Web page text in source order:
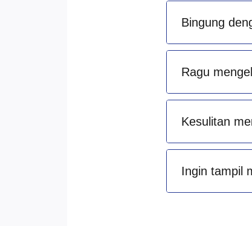
Bingung
Ragu
Kesulitan
Ingin tampil